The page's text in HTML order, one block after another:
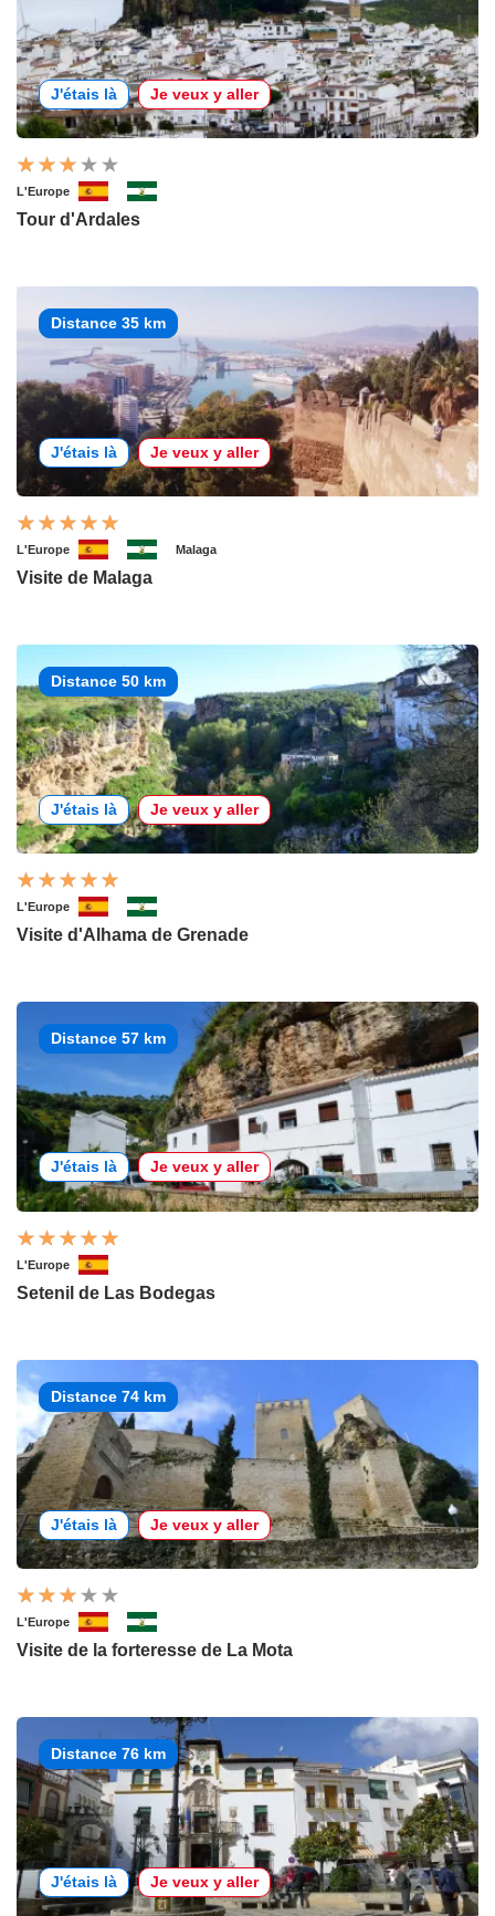
J'étais là Je veux y aller
L'Europe
Tour d'Ardales
Distance 35 km
J'étais là Je veux y aller
L'Europe Malaga
Visite de Malaga
Distance 50 km
J'étais là Je veux y aller
L'Europe
Visite d'Alhama de Grenade
Distance 57 km
J'étais là Je veux y aller
L'Europe
Setenil de Las Bodegas
Distance 74 km
J'étais là Je veux y aller
L'Europe
Visite de la forteresse de La Mota
Distance 76 km
J'étais là Je veux y aller